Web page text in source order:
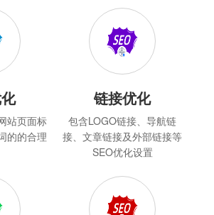
站页面标
的的合理
链接优化
包含LOGO链接、导航链
接、文章链接及外部链接等
SEO优化设置